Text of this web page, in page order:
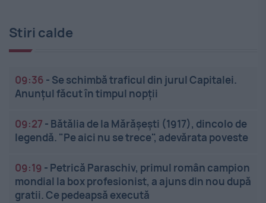
Stiri calde
09:36 - Se schimbă traficul din jurul Capitalei.
Anunțul făcut în timpul nopții
09:27 - Bătălia de la Mărășești (1917), dincolo de
legendă. "Pe aici nu se trece", adevărata poveste
09:19 - Petrică Paraschiv, primul român campion
mondial la box profesionist, a ajuns din nou după
gratii. Ce pedeapsă execută